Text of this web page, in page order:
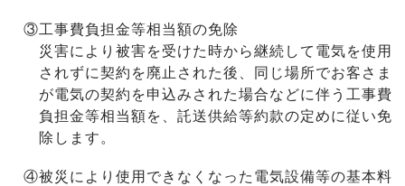
③工事費負担金等相当額の免除
災害により被害を受けた時から継続して電気を使用
されずに契約を廃止された後、同じ場所でお客さま
が電気の契約を申込みされた場合などに伴う工事費
負担金等相当額を、託送供給等約款の定めに従い免
除します。
④被災により使用できなくなった電気設備等の基本料